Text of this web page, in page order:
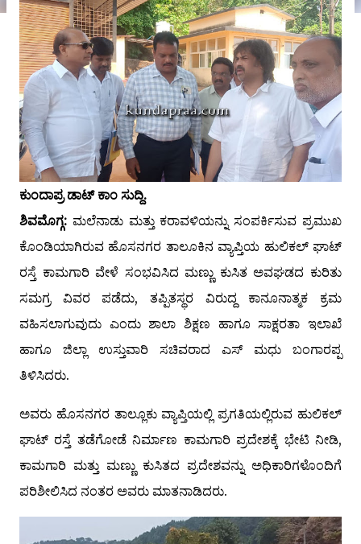
ಕುಂದಾಪ್ರ ಡಾಟ್ ಕಾಂ ಸುದ್ದಿ.
ಶಿವಮೊಗ್ಗ: ಮಲೆನಾಡು ಮತ್ತು ಕರಾವಳಿಯನ್ನು ಸಂಪರ್ಕಿಸುವ ಪ್ರಮುಖ
ಕೊಂಡಿಯಾಗಿರುವ ಹೊಸನಗರ ತಾಲೂಕಿನ ವ್ಯಾಪ್ತಿಯ ಹುಲಿಕಲ್ ಘಾಟ್
ರಸ್ತೆ ಕಾಮಗಾರಿ ವೇಳೆ ಸಂಭವಿಸಿದ ಮಣ್ಣು ಕುಸಿತ ಅವಘಡದ ಕುರಿತು
ಸಮಗ್ರ ವಿವರ ಪಡೆದು, ತಪ್ಪಿತಸ್ಥರ ವಿರುದ್ದ ಕಾನೂನಾತ್ಮಕ ಕ್ರಮ
ವಹಿಸಲಾಗುವುದು ಎಂದು ಶಾಲಾ ಶಿಕ್ಷಣ ಹಾಗೂ ಸಾಕ್ಷರತಾ ಇಲಾಖೆ
ಹಾಗೂ ಜಿಲ್ಲಾ ಉಸ್ತುವಾರಿ ಸಚಿವರಾದ ಎಸ್ ಮಧು ಬಂಗಾರಪ್ಪ
ತಿಳಿಸಿದರು.
ಅವರು ಹೊಸನಗರ ತಾಲ್ಲೂಕು ವ್ಯಾಪ್ತಿಯಲ್ಲಿ ಪ್ರಗತಿಯಲ್ಲಿರುವ ಹುಲಿಕಲ್
ಘಾಟ್ ರಸ್ತೆ ತಡೆಗೋಡೆ ನಿರ್ಮಾಣ ಕಾಮಗಾರಿ ಪ್ರದೇಶಕ್ಕೆ ಭೇಟಿ ನೀಡಿ,
ಕಾಮಗಾರಿ ಮತ್ತು ಮಣ್ಣು ಕುಸಿತದ ಪ್ರದೇಶವನ್ನು ಅಧಿಕಾರಿಗಳೊಂದಿಗೆ
ಪರಿಶೀಲಿಸಿದ ನಂತರ ಅವರು ಮಾತನಾಡಿದರು.